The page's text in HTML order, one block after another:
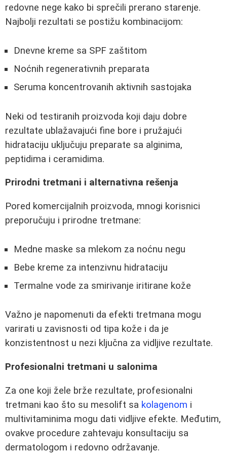
redovne nege kako bi sprečili prerano starenje.
Najbolji rezultati se postižu kombinacijom:
Dnevne kreme sa SPF zaštitom
Noćnih regenerativnih preparata
Seruma koncentrovanih aktivnih sastojaka
Neki od testiranih proizvoda koji daju dobre
rezultate ublažavajući fine bore i pružajući
hidrataciju uključuju preparate sa alginima,
peptidima i ceramidima.
Prirodni tretmani i alternativna rešenja
Pored komercijalnih proizvoda, mnogi korisnici
preporučuju i prirodne tretmane:
Medne maske sa mlekom za noćnu negu
Bebe kreme za intenzivnu hidrataciju
Termalne vode za smirivanje iritirane kože
Važno je napomenuti da efekti tretmana mogu
varirati u zavisnosti od tipa kože i da je
konzistentnost u nezi ključna za vidljive rezultate.
Profesionalni tretmani u salonima
Za one koji žele brže rezultate, profesionalni
tretmani kao što su mesolift sa kolagenom i
multivitaminima mogu dati vidljive efekte. Međutim,
ovakve procedure zahtevaju konsultaciju sa
dermatologom i redovno održavanje.